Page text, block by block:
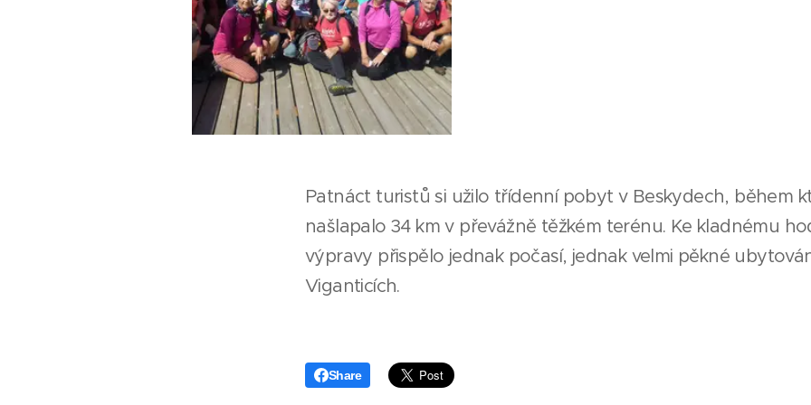
Patnáct turistů si užilo třídenní pobyt v Beskydech, během
našlapalo 34 km v převážně těžkém terénu. Ke kladnému
výpravy přispělo jednak počasí, jednak velmi pěkné
Viganticích.
Share